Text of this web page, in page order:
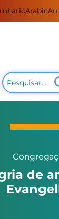
Arabic
de